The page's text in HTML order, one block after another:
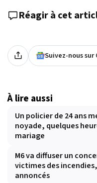
Réagir à cet
Suivez-nous sur
À lire aussi
Un policier de 24 ans
noyade, quelques
mariage
M6 va diffuser un
victimes des
annoncés